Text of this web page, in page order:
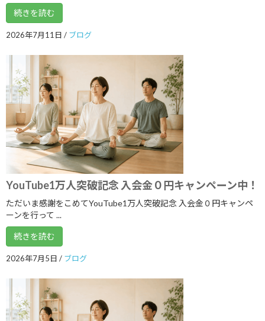
2026年8月
2026年5月
2026年4月
2026年3月
2026年2月
2026年1月
2025年12月
2025年11月
2025年10月
2025年9月
2025年8月
2025年6月
続きを読む
2026年7月11日 / ブログ
YouTube1万人突破記念 入会金０円キャンペーン中！
ただいま感謝をこめてYouTube1万人突破記念 入会金０円キャンペ
ーンを行って ...
続きを読む
2026年7月5日 / ブログ